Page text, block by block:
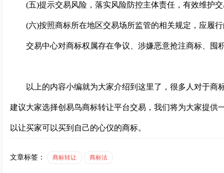
(五)提示交易风险，落实风险防控主体责任，有效维护交
(六)按照商标所在地区交易场所监管的相关规定，应履行
交易中心对商标权属存在争议、涉嫌恶意抢注商标、囤
以上的内容小编就为大家介绍到这里了，很多人对于商
建议大家选择创易鸟商标转让平台交易，我们将为大家提
以让买家可以买到自己的心仪的商标。
文章标签： 商标转让 商标法